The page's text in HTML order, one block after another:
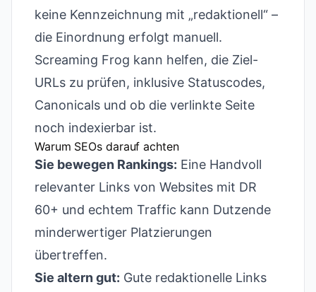
keine Kennzeichnung mit „redaktionell“ –
die Einordnung erfolgt manuell.
Screaming Frog kann helfen, die Ziel-
URLs zu prüfen, inklusive Statuscodes,
Canonicals und ob die verlinkte Seite
noch indexierbar ist.
Warum SEOs darauf achten
Sie bewegen Rankings: Eine Handvoll
relevanter Links von Websites mit DR
60+ und echtem Traffic kann Dutzende
minderwertiger Platzierungen
übertreffen.
Sie altern gut: Gute redaktionelle Links